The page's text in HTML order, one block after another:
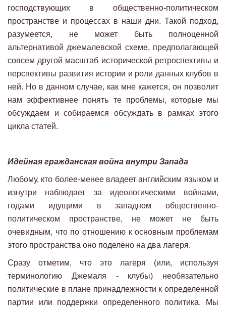
господствующих в общественно-политическом
пространстве и процессах в наши дни. Такой подход,
разумеется, не может быть полноценной
альтернативой джемалевской схеме, предполагающей
совсем другой масштаб исторической ретроспективы и
перспективы развития истории и роли данных клубов в
ней. Но в данном случае, как мне кажется, он позволит
нам эффективнее понять те проблемы, которые мы
обсуждаем и собираемся обсуждать в рамках этого
цикла статей.
Идейная гражданская война внутри Запада
Любому, кто более-менее владеет английским языком и
изнутри наблюдает за идеологическими войнами,
годами идущими в западном общественно-
политическом пространстве, не может не быть
очевидным, что по отношению к основным проблемам
этого пространства оно поделено на два лагеря.
Сразу отметим, что это лагеря (или, используя
терминологию Джемаля - клубы) необязательно
политические в плане принадлежности к определенной
партии или поддержки определенного политика. Мы